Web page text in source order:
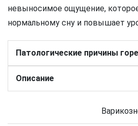
невыносимое ощущение,
нормальному сну и повышает
Патологические причины
Описание